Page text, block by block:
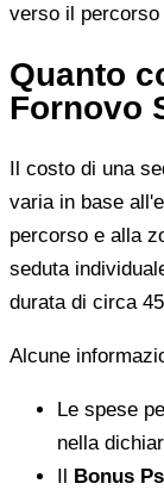
verso il percorso
Quanto
Fornovo
Il costo di una
varia in base
percorso e alla
seduta
durata di circa
Alcune
Le spese
nella
Il Bonus